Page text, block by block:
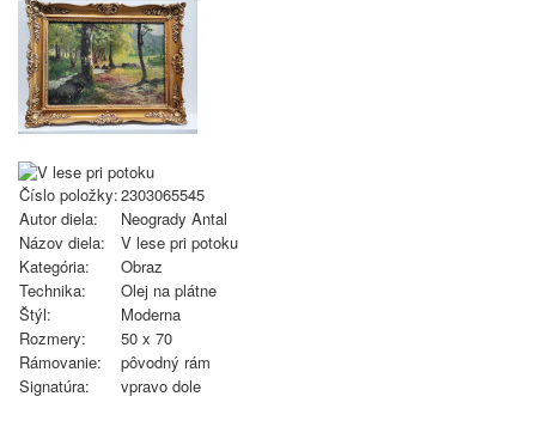
Číslo položky:2303065545
Autor diela:
Neogrady Antal
Názov diela:
V lese pri potoku
Kategória:
Obraz
Technika:
Olej na plátne
Štýl:
Moderna
Rozmery:
50 x 70
Rámovanie:
pôvodný rám
Signatúra:
vpravo dole